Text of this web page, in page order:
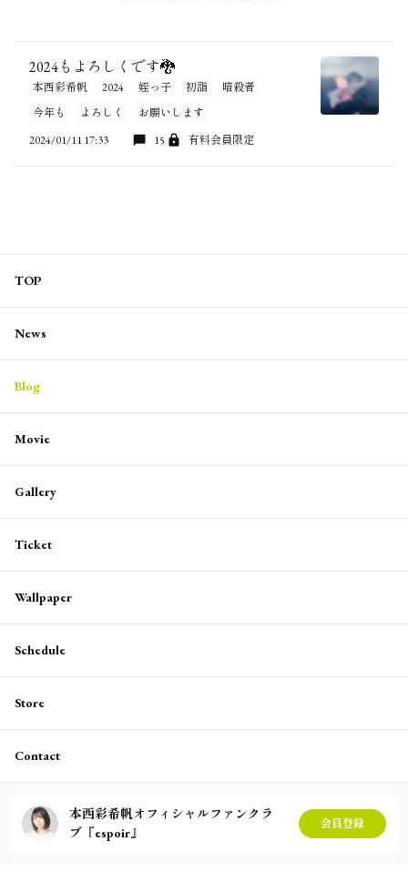
2024もよろしくです🐉
本西彩希帆 2024 姪っ子 初詣
暗殺者
今年も
よろしく
お願いします
2024/01/11 17:33
15 有料会員限定
TOP
News
Blog
Movie
Gallery
Ticket
Wallpaper
Schedule
Store
Contact
本西彩希帆オフィシャルファンクラ
ブ『espoir』
会員登録